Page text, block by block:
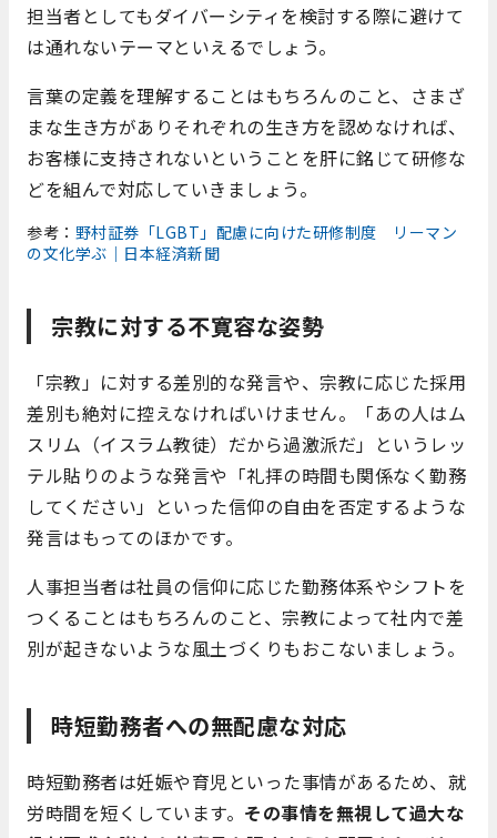
担当者としてもダイバーシティを検討する際に避けて
は通れないテーマといえるでしょう。
言葉の定義を理解することはもちろんのこと、さまざ
まな生き方がありそれぞれの生き方を認めなければ、
お客様に支持されないということを肝に銘じて研修な
どを組んで対応していきましょう。
参考： 野村証券「LGBT」配慮に向けた研修制度 リーマン
の文化学ぶ｜日本経済新聞
宗教に対する不寛容な姿勢
「宗教」に対する差別的な発言や、宗教に応じた採用
差別も絶対に控えなければいけません。「あの人はム
スリム（イスラム教徒）だから過激派だ」というレッ
テル貼りのような発言や「礼拝の時間も関係なく勤務
してください」といった信仰の自由を否定するような
発言はもってのほかです。
人事担当者は社員の信仰に応じた勤務体系やシフトを
つくることはもちろんのこと、宗教によって社内で差
別が起きないような風土づくりもおこないましょう。
時短勤務者への無配慮な対応
時短勤務者は妊娠や育児といった事情があるため、就
労時間を短くしています。 その事情を無視して過大な